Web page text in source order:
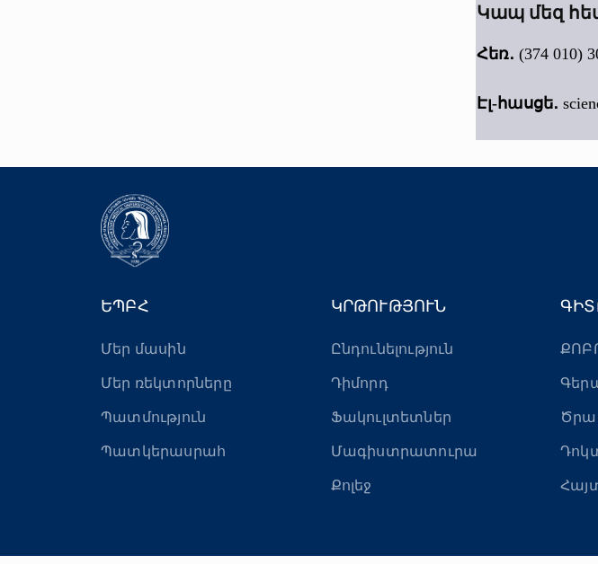
Կապ մեզ
Հեռ․ (374 010)
Էլ-հասցե․
ԵՊԲՀ
Մեր մասին
Մեր ռեկտորները
Պատմություն
Պատկերասրահ
ԿՐԹՈՒԹՅՈՒՆ
Ընդունելություն
Դիմորդ
Ֆակուլտետներ
Մագիստրատուրա
Քոլեջ